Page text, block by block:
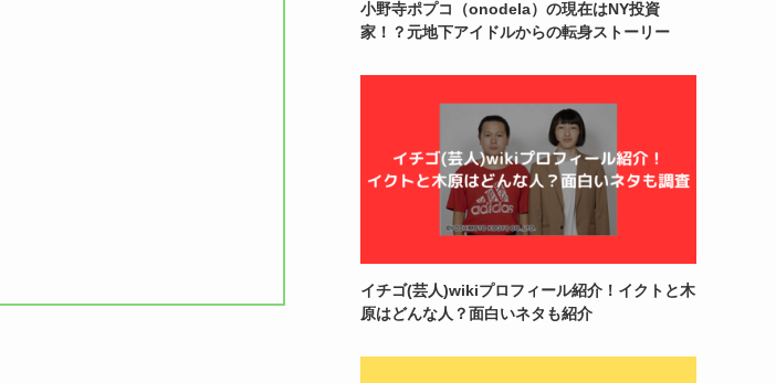
小野寺ポプコ（onodela）の現在はNY投資
家！？元地下アイドルからの転身ストーリー
イチゴ(芸人)wikiプロフィール紹介！イクトと木
原はどんな人？面白いネタも紹介